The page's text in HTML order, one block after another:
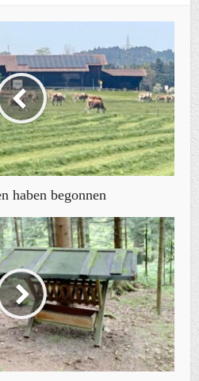
haben begonnen